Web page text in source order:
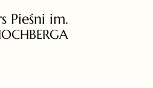
Pieśni im.